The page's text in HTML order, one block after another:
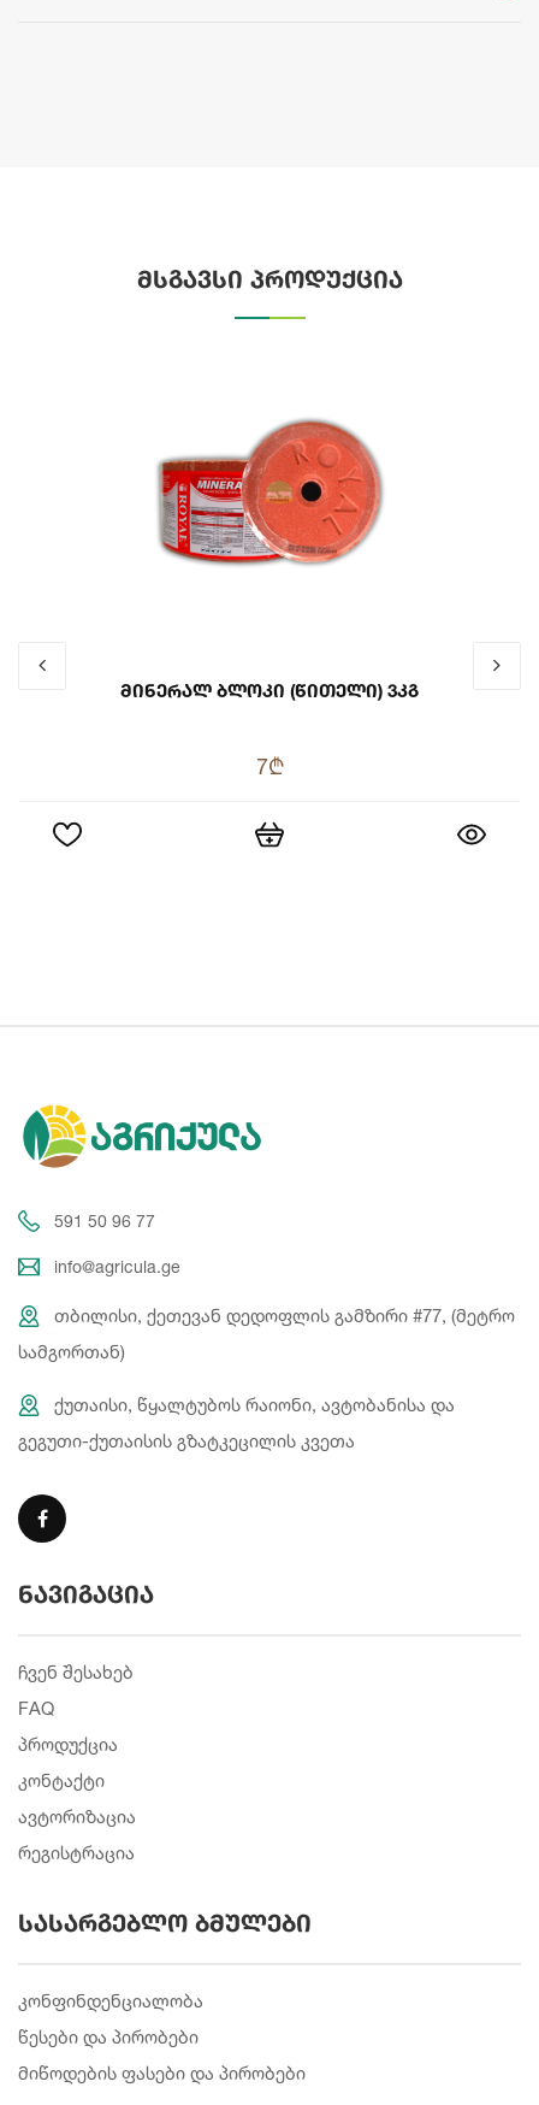
მსგავსი პროდუქცია
Მინერალ Ბლოკი (წითელი) 3კგ
7₾
591 50 96 77
info@agricula.ge
თბილისი, ქეთევან დედოფლის გამზირი #77, (მეტრო
სამგორთან)
ქუთაისი, წყალტუბოს რაიონი, ავტობანისა და
გეგუთი-ქუთაისის გზატკეცილის კვეთა
ნავიგაცია
ჩვენ შესახებ
FAQ
პროდუქცია
კონტაქტი
ავტორიზაცია
რეგისტრაცია
სასარგებლო ბმულები
კონფინდენციალობა
წესები და პირობები
მიწოდების ფასები და პირობები